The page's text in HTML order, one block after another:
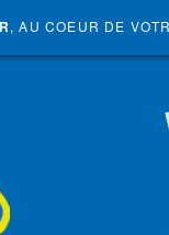
, AU COEUR DE